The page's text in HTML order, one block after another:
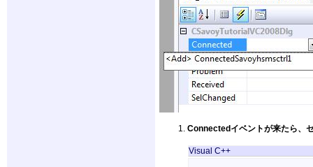
Connectedイベントが来たら、
Visual C++